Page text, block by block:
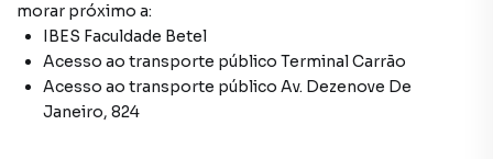
morar próximo a:
IBES Faculdade Betel
Acesso ao transporte público Terminal Carrão
Acesso ao transporte público Av. Dezenove De
Janeiro, 824